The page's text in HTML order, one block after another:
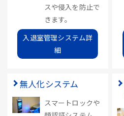
スや侵入を防止で
きます。
入退室管理システム詳
細
無人化システム
スマートロックや